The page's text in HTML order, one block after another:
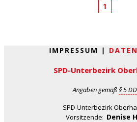
1
IMPRESSUM |
SPD-Unterbezirk
Angaben gemäß § 5
SPD-Unterbezirk
Vorsitzende: Denise